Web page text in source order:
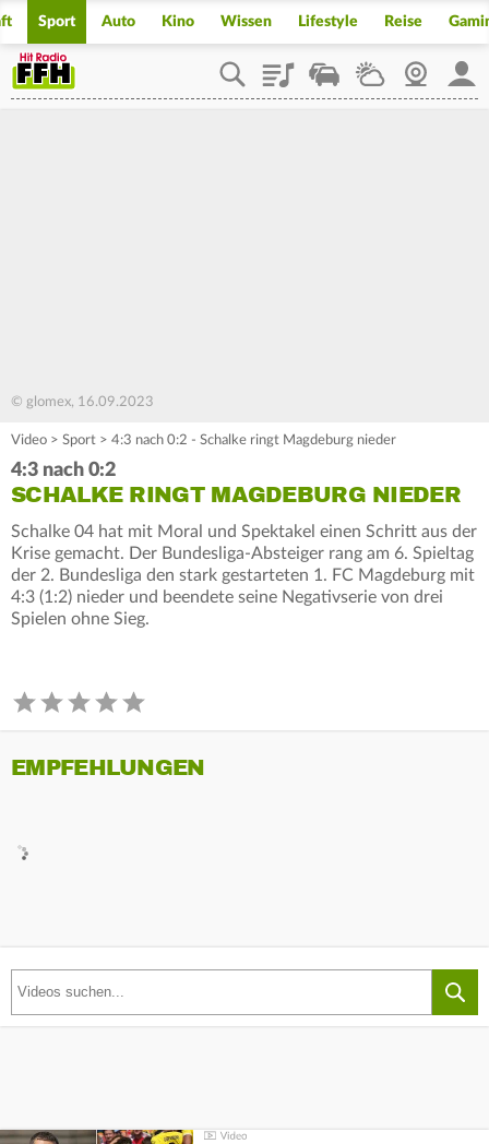
Sport Auto Kino Wissen Lifestyle Reise
PlaylistStaupilotWetterWebcam
© glomex, 16.09.2023
Video > Sport > 4:3 nach 0:2 - Schalke ringt Magdeburg nieder
4:3 nach 0:2
SCHALKE RINGT MAGDEBURG NIEDER
Schalke 04 hat mit Moral und Spektakel einen Schritt aus der
Krise gemacht. Der Bundesliga-Absteiger rang am 6. Spieltag
der 2. Bundesliga den stark gestarteten 1. FC Magdeburg mit
4:3 (1:2) nieder und beendete seine Negativserie von drei
Spielen ohne Sieg.
EMPFEHLUNGEN